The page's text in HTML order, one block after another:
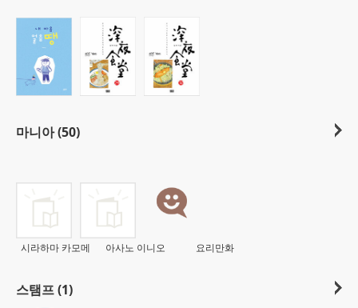
마니아 (50)
시라하마 카모메 아사노 이니오 요리만화
스탬프 (1)